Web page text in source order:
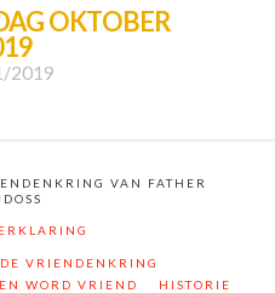
OKTOBER
2019
VAN FATHER
DE VRIENDENKRING
WORD VRIEND
HISTORIE